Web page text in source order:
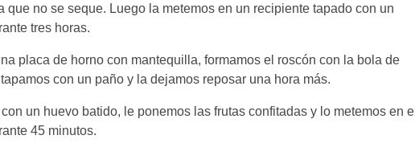
que no se seque. Luego la metemos en un recipiente tapado con un
tres horas.
placa de horno con mantequilla, formamos el roscón con la bola de
con un paño y la dejamos reposar una hora más.
un huevo batido, le ponemos las frutas confitadas y lo metemos en el
45 minutos.